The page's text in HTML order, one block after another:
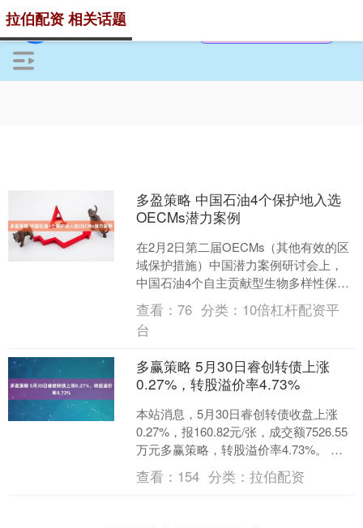
拉伯配资 相关话题
多盈策略 中国石油4个保护地入选
OECMs潜力案例
在2月2日第二届OECMs（其他有效的区
域保护措施）中国潜力案例研讨会上，
中国石油4个自主贡献型生物多样性保护
地入选“OECMs中国潜力案例”，也是唯
一有案例入....
查看：76 分类： 10倍杠杆配资平
台
多赢策略 5月30日睿创转债上涨
0.27%，转股溢价率4.73%
本站消息，5月30日睿创转债收盘上涨
0.27%，报160.82元/张，成交额7526.55
万元多赢策略，转股溢价率4.73%。 资
料显示，睿创转债信用级别为“A....
查看： 154 分类：拉伯配资